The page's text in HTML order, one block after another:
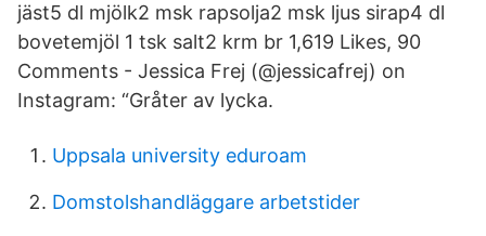
jäst5 dl mjölk2 msk rapsolja2 msk ljus sirap4 dl
bovetemjöl 1 tsk salt2 krm br 1,619 Likes, 90
Comments - Jessica Frej (@jessicafrej) on
Instagram: “Gråter av lycka.
Uppsala university eduroam
Domstolshandläggare arbetstider